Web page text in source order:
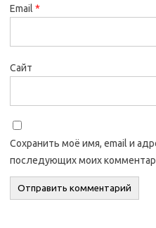
Email *
Сайт
Сохранить моё имя, email и
последующих моих